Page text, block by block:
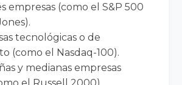
empresas (como el S&P 500
tecnológicas o de
(como el Nasdaq-100).
y medianas empresas